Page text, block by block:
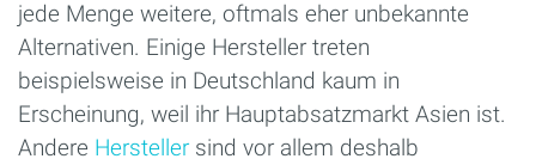
jede Menge weitere, oftmals eher unbekannte
Alternativen. Einige Hersteller treten
beispielsweise in Deutschland kaum in
Erscheinung, weil ihr Hauptabsatzmarkt Asien ist.
Andere Hersteller sind vor allem deshalb